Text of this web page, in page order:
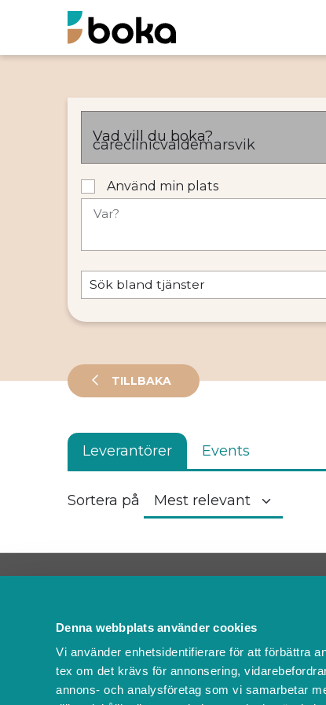
Denna webbplats använder cookies
Vi använder enhetsidentifierare för att förbättra
tex om det krävs för annonsering,
annons- och analysföretag som vi samarbetar
Vad vill du boka?
Använd min plats
Var?
TILLBAKA
Leverantörer Events
Sortera på
FAQ
Villkor & policyer
Ändra cookies